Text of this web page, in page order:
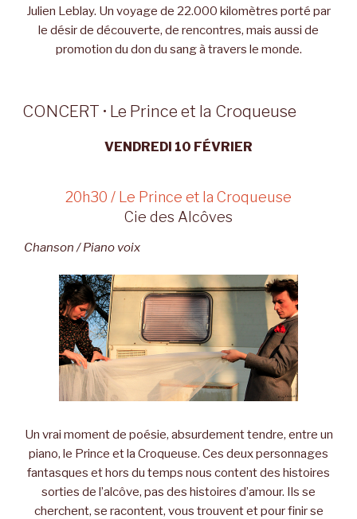
Julien Leblay. Un voyage de 22.000 kilomètres porté par
le désir de découverte, de rencontres, mais aussi de
promotion du don du sang à travers le monde.
CONCERT • Le Prince et la Croqueuse
VENDREDI 10 FÉVRIER
20h30 / Le Prince et la Croqueuse
Cie des Alcôves
Chanson / Piano voix
Un vrai moment de poésie, absurdement tendre, entre un
piano, le Prince et la Croqueuse. Ces deux personnages
fantasques et hors du temps nous content des histoires
sorties de l’alcôve, pas des histoires d’amour. Ils se
cherchent, se racontent, vous trouvent et pour finir se